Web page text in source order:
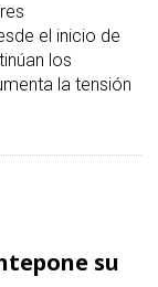
el inicio de
los
la tensión
su